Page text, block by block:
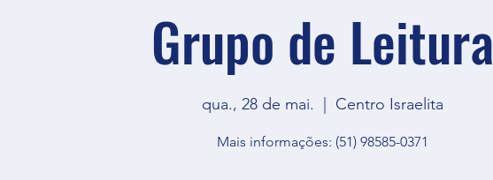
Grupo de Leitura
qua., 28 de mai. Centro Israelita
Mais informações: (51) 98585-0371